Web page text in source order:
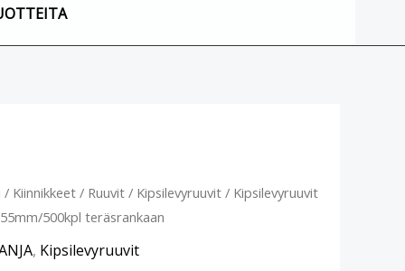
/ Kiinnikkeet / Ruuvit / Kipsilevyruuvit / Kipsilevyruuvit
500kpl teräsrankaan
, Kipsilevyruuvit
Alkuperäinen
hinta
Nykyinen
hinta
500kpl